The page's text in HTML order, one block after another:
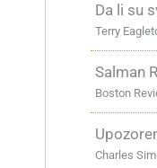
Da li su
Terry
Salman
Boston
Charles